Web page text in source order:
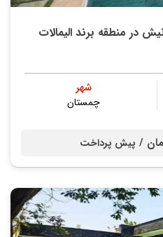
شهر
چمستان
پیش پرداخت